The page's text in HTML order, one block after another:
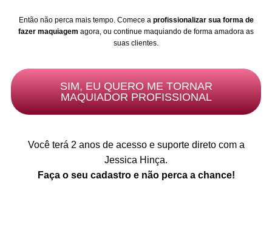
Então não perca mais tempo. Comece a profissionalizar sua forma de
fazer maquiagem agora, ou continue maquiando de forma amadora as
suas clientes.
SIM, EU QUERO ME TORNAR
MAQUIADOR PROFISSIONAL
Você terá 2 anos de acesso e suporte direto com a
Jessica Hinça.
Faça o seu cadastro e não perca a chance!